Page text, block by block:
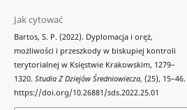
Jak cytować
Bartos, S. P. (2022). Dyplomacja i oręż,
możliwości i przeszkody w biskupiej kontroli
terytorialnej w Księstwie Krakowskim, 1279–
1320. Studia Z Dziejów Średniowiecza, (25), 15–46.
https://doi.org/10.26881/sds.2022.25.01